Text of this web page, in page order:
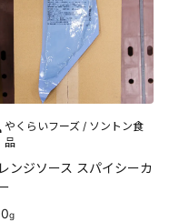
やくらいフーズ / ソントン食
品
ンジソース スパイシーカ
g